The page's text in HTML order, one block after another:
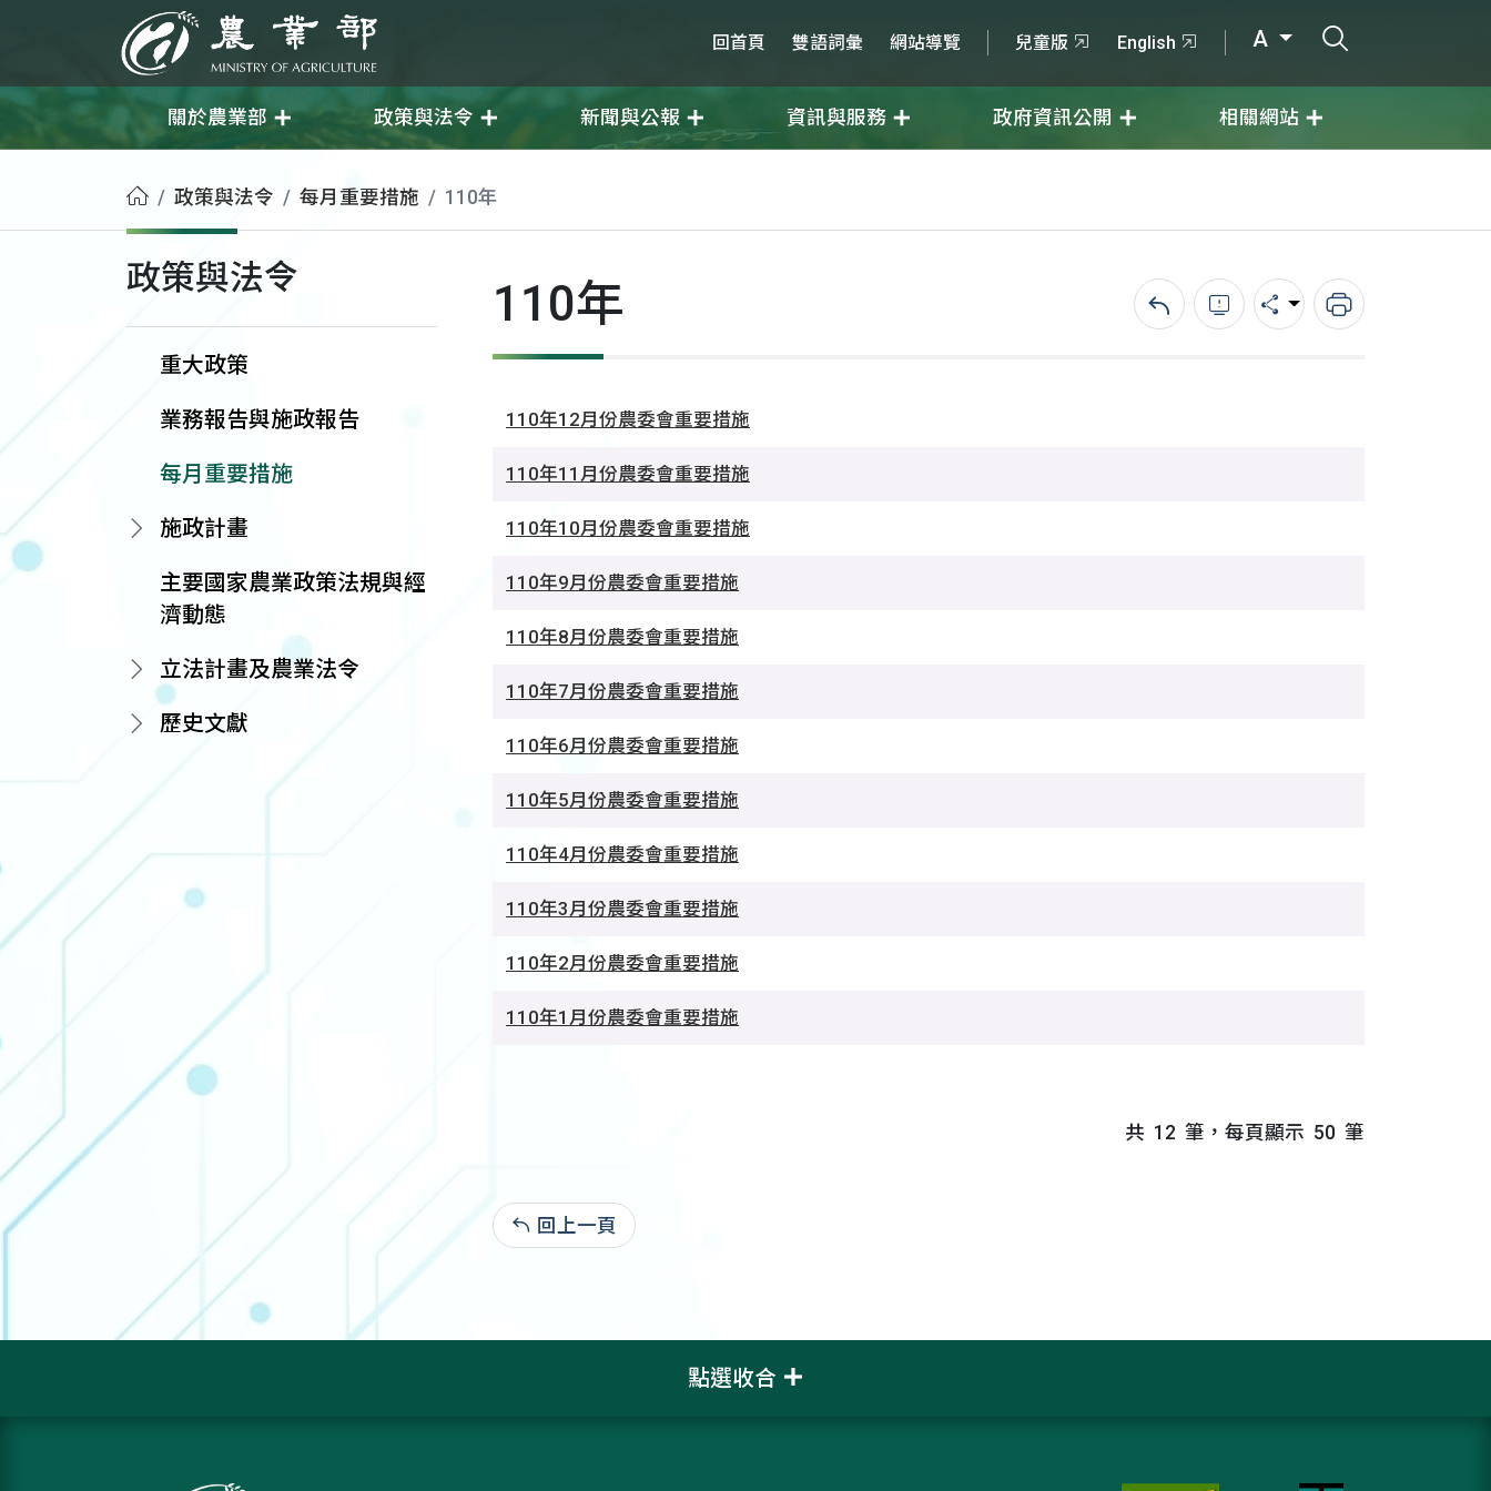
農業部 回首頁 雙語詞彙 網站導覽 兒童版 English A
關於農業部 政策與法令 新聞與公報 資訊與服務 政府資訊公開 相關網站
首頁政策與法令 每月重要措施 110年
政策與法令
重大政策
業務報告與施政報告
每月重要措施
施政計畫
主要國家農業政策法規與經
濟動態
立法計畫及農業法令
歷史文獻
110年 回上一頁錯誤回報分享 列印
110年12月份農委會重要措施
110年11月份農委會重要措施
110年10月份農委會重要措施
110年9月份農委會重要措施
110年8月份農委會重要措施
110年7月份農委會重要措施
110年6月份農委會重要措施
110年5月份農委會重要措施
110年4月份農委會重要措施
110年3月份農委會重要措施
110年2月份農委會重要措施
110年1月份農委會重要措施
共 12 筆，每頁顯示 50 筆
回上一頁
點選收合